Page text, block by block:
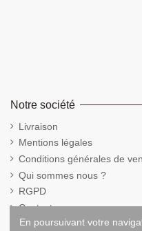
Notre société
Livraison
Mentions légales
Conditions générales de
Qui sommes nous ?
RGPD
Contactez-nous
Cookies
En poursuivant votre